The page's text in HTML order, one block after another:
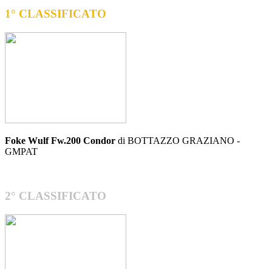
1° CLASSIFICATO
Foke Wulf Fw.200 Condor di BOTTAZZO GRAZIANO -
GMPAT
2° CLASSIFICATO